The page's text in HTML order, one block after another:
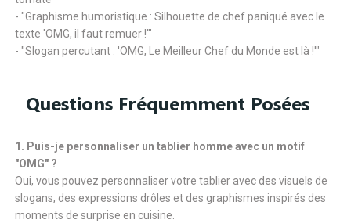
- "Graphisme humoristique : Silhouette de chef paniqué avec le
texte 'OMG, il faut remuer !'"
- "Slogan percutant : 'OMG, Le Meilleur Chef du Monde est là !'"
Questions Fréquemment Posées
1. Puis-je personnaliser un tablier homme avec un motif
"OMG" ?
Oui, vous pouvez personnaliser votre tablier avec des visuels de
slogans, des expressions drôles et des graphismes inspirés des
moments de surprise en cuisine.